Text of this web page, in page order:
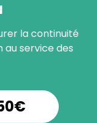
la continuité
au service des